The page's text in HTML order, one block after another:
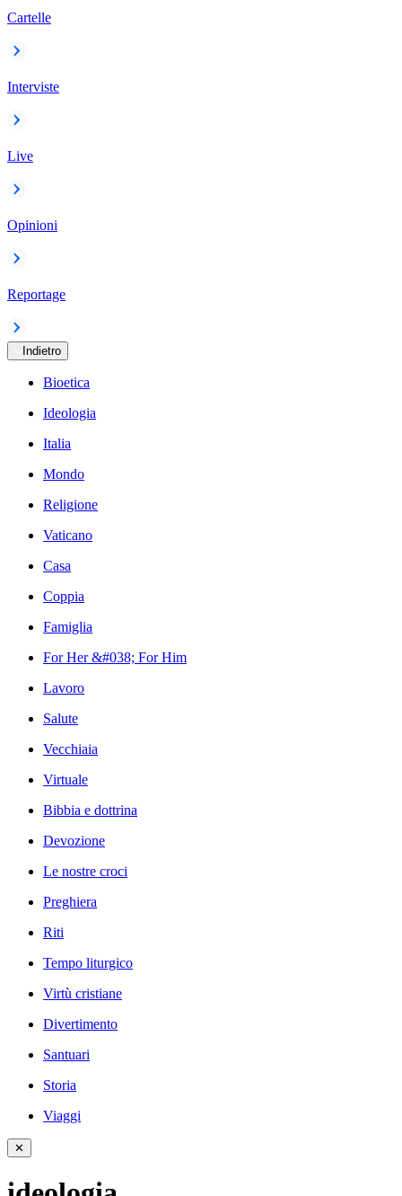
Cartelle
Interviste
Live
Opinioni
Reportage
Indietro
Bioetica
Ideologia
Italia
Mondo
Religione
Vaticano
Casa
Coppia
Famiglia
For Her &#038; For Him
Lavoro
Salute
Vecchiaia
Virtuale
Bibbia e dottrina
Devozione
Le nostre croci
Preghiera
Riti
Tempo liturgico
Virtù cristiane
Divertimento
Santuari
Storia
Viaggi
✕